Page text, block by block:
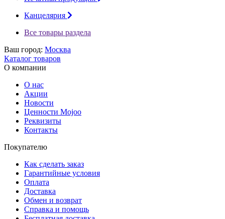
Канцелярия
Все товары раздела
Ваш город: Москва
Каталог товаров
О компании
О нас
Акции
Новости
Ценности Mojoo
Реквизиты
Контакты
Покупателю
Как сделать заказ
Гарантийные условия
Оплата
Доставка
Обмен и возврат
Справка и помощь